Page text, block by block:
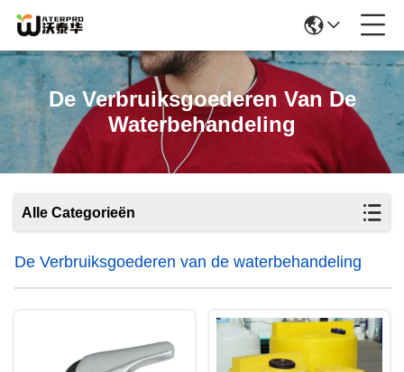
De Verbruiksgoederen Van De
Waterbehandeling
Alle Categorieën
De Verbruiksgoederen van de waterbehandeling